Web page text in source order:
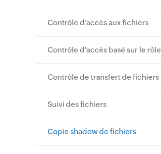
Contrôle d’accès aux fichiers
Contrôle d'accès basé sur le rôle
Contrôle de transfert de fichiers
Suivi des fichiers
Copie shadow de fichiers